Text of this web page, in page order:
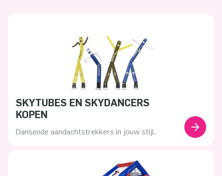
SKYTUBES EN SKYDANCERS
KOPEN
Dansende aandachtstrekkers in jouw stijl.